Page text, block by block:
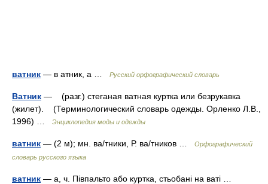
ватник — в атник, а … Русский орфографический словарь
Ватник — (разг.) стеганая ватная куртка или безрукавка
(жилет). (Терминологический словарь одежды. Орленко Л.В.,
1996) …
Энциклопедия моды и одежды
ватник — (2 м); мн. ва/тники, Р. ва/тников …
Орфографический
словарь русского языка
ватник — а, ч. Півпальто або куртка, стьобані на ваті …